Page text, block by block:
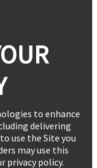
to enhance
delivering
use the Site you
may use this
privacy policy.